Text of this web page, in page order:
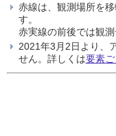
赤線は、観測場所を
す。
赤実線の前後では観
2021年3月2日より、
せん。詳しくは要素